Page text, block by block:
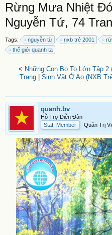
Rừng Mưa Nhiệt
Nguyễn Tứ, 74
Tags: nguyễn từ nxb trẻ 2001
thế giới quanh ta
< Những Con Bọ To Lớn Tập
Trang| Sinh Vật Ở Ao (NXB
quanh.bv
Hỗ Trợ Diễn Đàn
Staff Member
Quản Trị